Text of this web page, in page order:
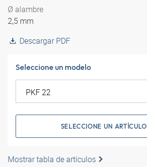
Ø alambre
2,5 mm
Descargar PDF
Seleccione un modelo
SELECCIONE UN ARTÍCULO
Mostrar tabla de artículos